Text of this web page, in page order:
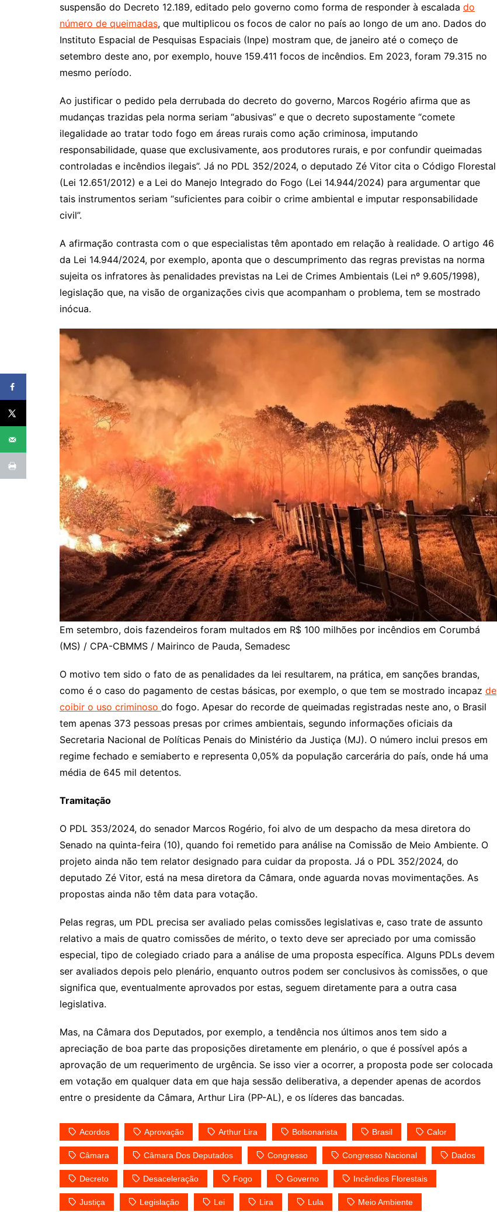
suspensão do Decreto 12.189, editado pelo governo como forma de responder à escalada do
número de queimadas, que multiplicou os focos de calor no país ao longo de um ano. Dados do
Instituto Espacial de Pesquisas Espaciais (Inpe) mostram que, de janeiro até o começo de
setembro deste ano, por exemplo, houve 159.411 focos de incêndios. Em 2023, foram 79.315 no
mesmo período.
Ao justificar o pedido pela derrubada do decreto do governo, Marcos Rogério afirma que as
mudanças trazidas pela norma seriam “abusivas” e que o decreto supostamente “comete
ilegalidade ao tratar todo fogo em áreas rurais como ação criminosa, imputando
responsabilidade, quase que exclusivamente, aos produtores rurais, e por confundir queimadas
controladas e incêndios ilegais”. Já no PDL 352/2024, o deputado Zé Vitor cita o Código Florestal
(Lei 12.651/2012) e a Lei do Manejo Integrado do Fogo (Lei 14.944/2024) para argumentar que
tais instrumentos seriam “suficientes para coibir o crime ambiental e imputar responsabilidade
civil”.
A afirmação contrasta com o que especialistas têm apontado em relação à realidade. O artigo 46
da Lei 14.944/2024, por exemplo, aponta que o descumprimento das regras previstas na norma
sujeita os infratores às penalidades previstas na Lei de Crimes Ambientais (Lei nº 9.605/1998),
legislação que, na visão de organizações civis que acompanham o problema, tem se mostrado
inócua.
Em setembro, dois fazendeiros foram multados em R$ 100 milhões por incêndios em Corumbá
(MS) / CPA-CBMMS / Mairinco de Pauda, Semadesc
O motivo tem sido o fato de as penalidades da lei resultarem, na prática, em sanções brandas,
como é o caso do pagamento de cestas básicas, por exemplo, o que tem se mostrado incapaz de
coibir o uso criminoso do fogo. Apesar do recorde de queimadas registradas neste ano, o Brasil
tem apenas 373 pessoas presas por crimes ambientais, segundo informações oficiais da
Secretaria Nacional de Políticas Penais do Ministério da Justiça (MJ). O número inclui presos em
regime fechado e semiaberto e representa 0,05% da população carcerária do país, onde há uma
média de 645 mil detentos.
Tramitação
O PDL 353/2024, do senador Marcos Rogério, foi alvo de um despacho da mesa diretora do
Senado na quinta-feira (10), quando foi remetido para análise na Comissão de Meio Ambiente. O
projeto ainda não tem relator designado para cuidar da proposta. Já o PDL 352/2024, do
deputado Zé Vitor, está na mesa diretora da Câmara, onde aguarda novas movimentações. As
propostas ainda não têm data para votação.
Pelas regras, um PDL precisa ser avaliado pelas comissões legislativas e, caso trate de assunto
relativo a mais de quatro comissões de mérito, o texto deve ser apreciado por uma comissão
especial, tipo de colegiado criado para a análise de uma proposta específica. Alguns PDLs devem
ser avaliados depois pelo plenário, enquanto outros podem ser conclusivos às comissões, o que
significa que, eventualmente aprovados por estas, seguem diretamente para a outra casa
legislativa.
Mas, na Câmara dos Deputados, por exemplo, a tendência nos últimos anos tem sido a
apreciação de boa parte das proposições diretamente em plenário, o que é possível após a
aprovação de um requerimento de urgência. Se isso vier a ocorrer, a proposta pode ser colocada
em votação em qualquer data em que haja sessão deliberativa, a depender apenas de acordos
entre o presidente da Câmara, Arthur Lira (PP-AL), e os líderes das bancadas.
Acordos Aprovação Arthur Lira Bolsonarista Brasil Calor
Câmara Câmara Dos Deputados Congresso Congresso Nacional Dados
Decreto Desaceleração Fogo Governo Incêndios Florestais
Justiça Legislação Lei Lira Lula Meio Ambiente